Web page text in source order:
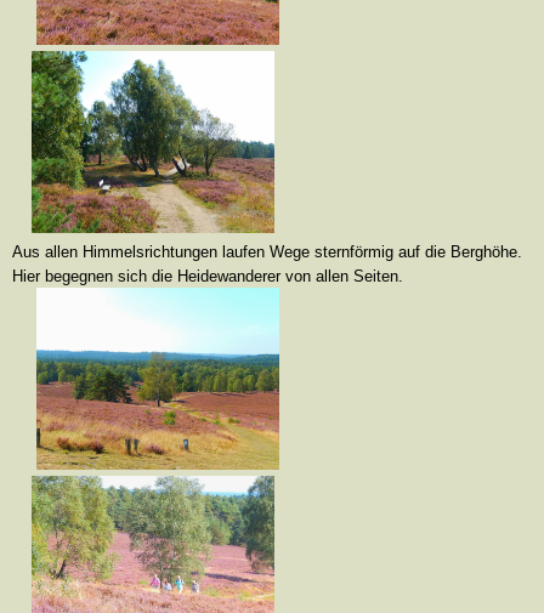
Aus allen Himmelsrichtungen laufen Wege sternförmig auf die Berghöhe.
Hier begegnen sich die Heidewanderer von allen Seiten.